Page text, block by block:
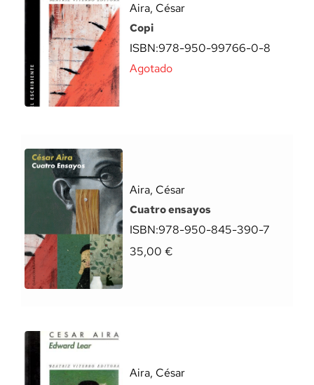
Aira, César
Copi
ISBN:978-950-99766-0-8
Agotado
Aira, César
Cuatro ensayos
ISBN:978-950-845-390-7
35,00 €
Aira, César